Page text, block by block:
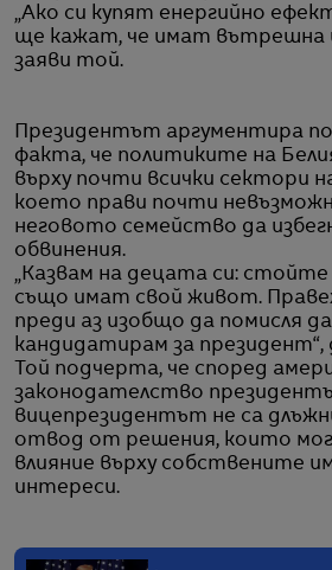
„Ако си купят енергийно
ще кажат, че имат вътрешна
заяви той.
Президентът аргументира
факта, че политиките на
върху почти всички сектори
което прави почти
неговото семейство да
обвинения.
„Казвам на децата си:
също имат свой живот.
преди аз изобщо да помисля да
кандидатирам за президент“,
Той подчерта, че според
законодателство
вицепрезидентът не са
отвод от решения, които
влияние върху собствените
интереси.